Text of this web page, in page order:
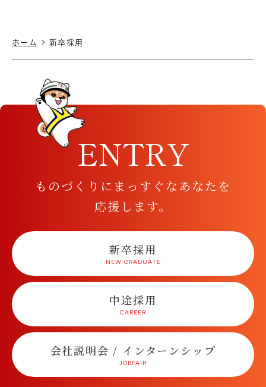
ホーム 新卒採用
ENTRY
ものづくりにまっすぐなあなたを
応援します。
新卒採用
中途採用
会社説明会 / インターンシップ